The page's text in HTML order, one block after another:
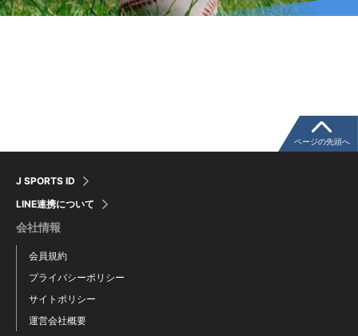
J SPORTS ID
LINE連携について
会社情報
会員規約
プライバシーポリシー
サイトポリシー
運営会社概要
ページの先頭へ